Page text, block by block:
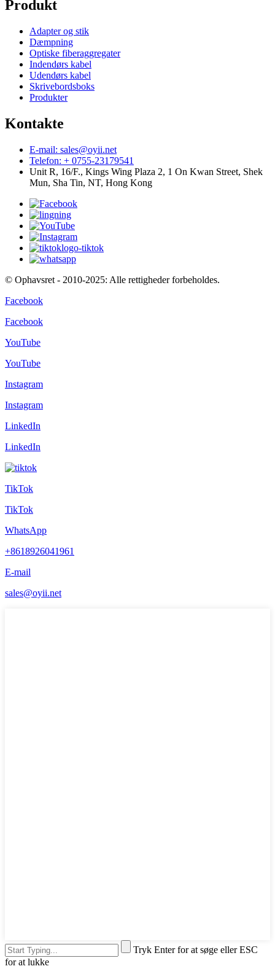
Produkt
Adapter og stik
Dæmpning
Optiske fiberaggregater
Indendørs kabel
Udendørs kabel
Skrivebordsboks
Produkter
Kontakte
E-mail: sales@oyii.net
Telefon: + 0755-23179541
Unit R, 16/F., Kings Wing Plaza 2, 1 On Kwan Street, Shek
Mun, Sha Tin, NT, Hong Kong
© Ophavsret - 2010-2025: Alle rettigheder forbeholdes.
Facebook
Facebook
YouTube
YouTube
Instagram
Instagram
LinkedIn
LinkedIn
TikTok
TikTok
WhatsApp
+8618926041961
E-mail
sales@oyii.net
Tryk Enter for at søge eller ESC
for at lukke